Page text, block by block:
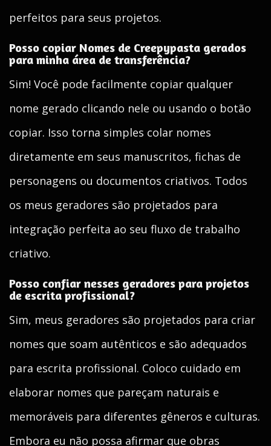
perfeitos para seus projetos.
Posso copiar Nomes de Creepypasta gerados
para minha área de transferência?
Sim! Você pode facilmente copiar qualquer
nome gerado clicando nele ou usando o botão
copiar. Isso torna simples colar nomes
diretamente em seus manuscritos, fichas de
personagens ou documentos criativos. Todos
os meus geradores são projetados para
integração perfeita ao seu fluxo de trabalho
criativo.
Posso confiar nesses geradores para projetos
de escrita profissional?
Sim, meus geradores são projetados para criar
nomes que soam autênticos e são adequados
para escrita profissional. Coloco cuidado em
elaborar nomes que pareçam naturais e
memoráveis para diferentes gêneros e culturas.
Embora eu não possa afirmar que obras